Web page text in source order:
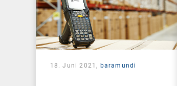
18. Juni 2021, baramundi